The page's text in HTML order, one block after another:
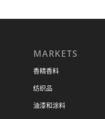
MARKETS
香精香料
纺织品
油漆和涂料